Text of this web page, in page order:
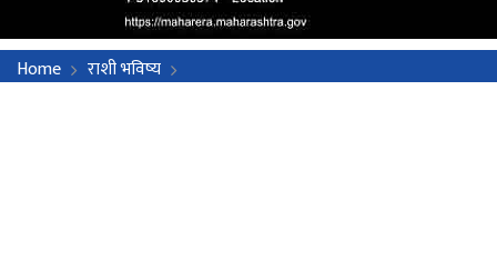
Home राशी भविष्य